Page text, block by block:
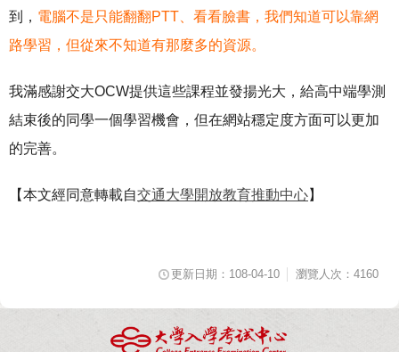
到， 電腦不是只能翻翻PTT、看看臉書，我們知道可以靠網
路學習，但從來不知道有那麼多的資源。
我滿感謝交大OCW提供這些課程並發揚光大，給高中端學測
結束後的同學一個學習機會，但在網站穩定度方面可以更加
的完善。
【本文經同意轉載自交通大學開放教育推動中心】
更新日期：108-04-10 瀏覽人次：4160